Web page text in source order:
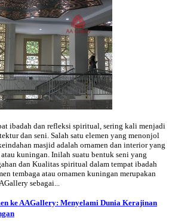
ibadah dan refleksi spiritual, sering kali menjadi
dan seni. Salah satu elemen yang menonjol
masjid adalah ornamen dan interior yang
kuningan. Inilah suatu bentuk seni yang
dan Kualitas spiritual dalam tempat ibadah
tembaga atau ornamen kuningan merupakan
sebagai...
ke AAGallery: Menyelami Dunia Kerajinan